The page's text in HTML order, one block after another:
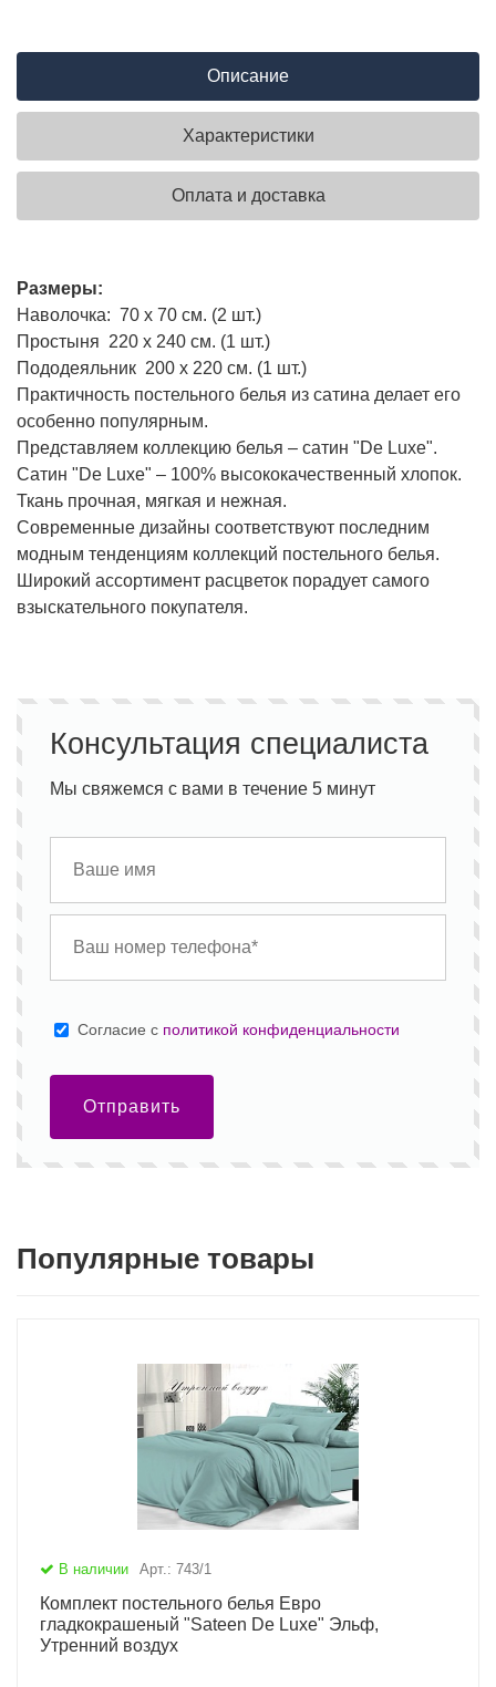
Описание
Характеристики
Оплата и доставка
Размеры:
Наволочка: 70 х 70 см. (2 шт.)
Простыня 220 х 240 см. (1 шт.)
Пододеяльник 200 х 220 см. (1 шт.)
Практичность постельного белья из сатина делает его
особенно популярным.
Представляем коллекцию белья – сатин "De Luxe".
Сатин "De Luxe" – 100% высококачественный хлопок.
Ткань прочная, мягкая и нежная.
Современные дизайны соответствуют последним
модным тенденциям коллекций постельного белья.
Широкий ассортимент расцветок порадует самого
взыскательного покупателя.
Консультация специалиста
Мы свяжемся с вами в течение 5 минут
Cогласие с политикой конфиденциальности
Отправить
Популярные товары
В наличии Арт.: 743/1
Комплект постельного белья Евро
гладкокрашеный "Sateen De Luxe" Эльф,
Утренний воздух